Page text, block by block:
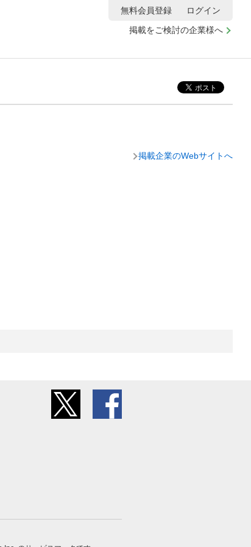
掲載をご検討の企業様へ
無料会員登録 ログイン
掲載企業のWebサイトへ